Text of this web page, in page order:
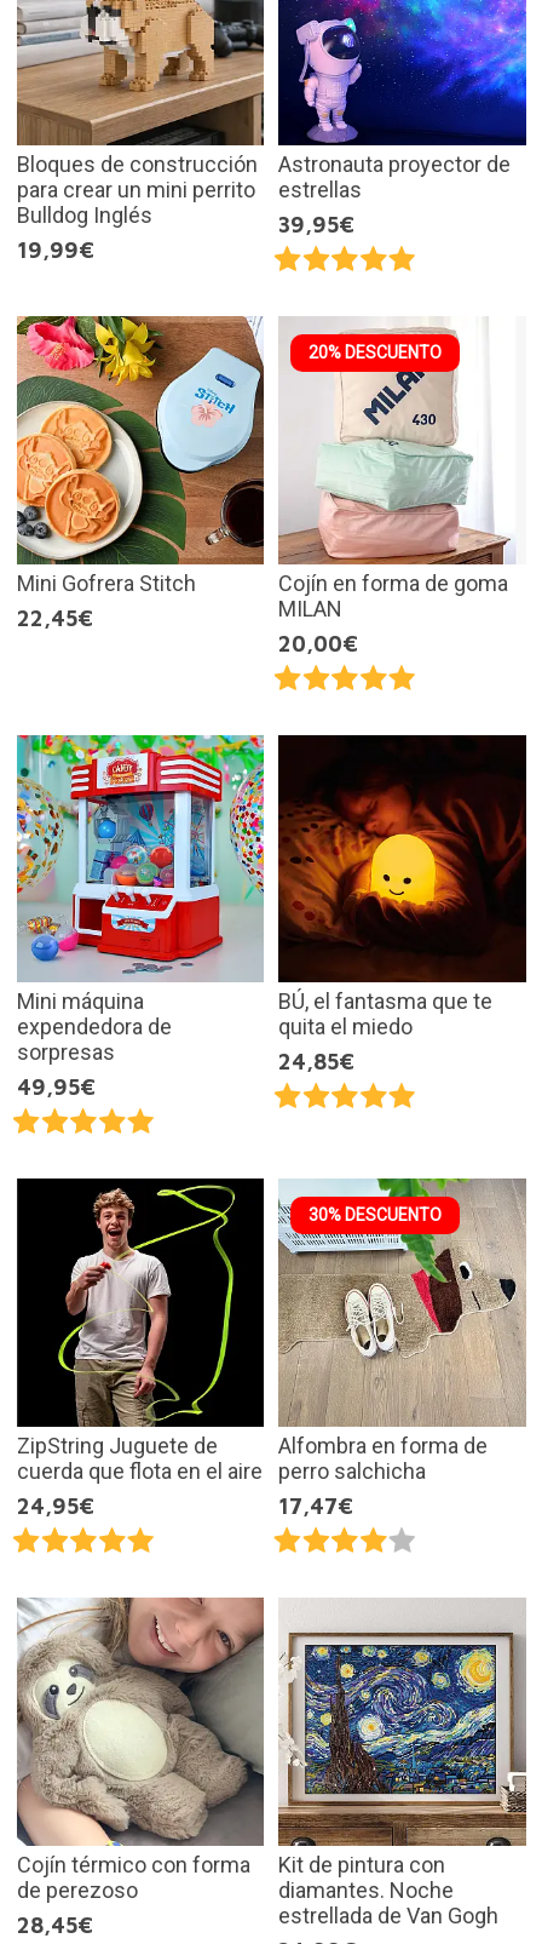
Bloques de construcción
para crear un mini perrito
Bulldog Inglés
19,99€
Astronauta proyector de
estrellas
39,95€
Mini Gofrera Stitch
22,45€
20% DESCUENTO
Cojín en forma de goma
MILAN
20,00€
Mini máquina
expendedora de
sorpresas
49,95€
BÚ, el fantasma que te
quita el miedo
24,85€
ZipString Juguete de
cuerda que flota en el aire
24,95€
30% DESCUENTO
Alfombra en forma de
perro salchicha
17,47€
Cojín térmico con forma
de perezoso
28,45€
Kit de pintura con
diamantes. Noche
estrellada de Van Gogh